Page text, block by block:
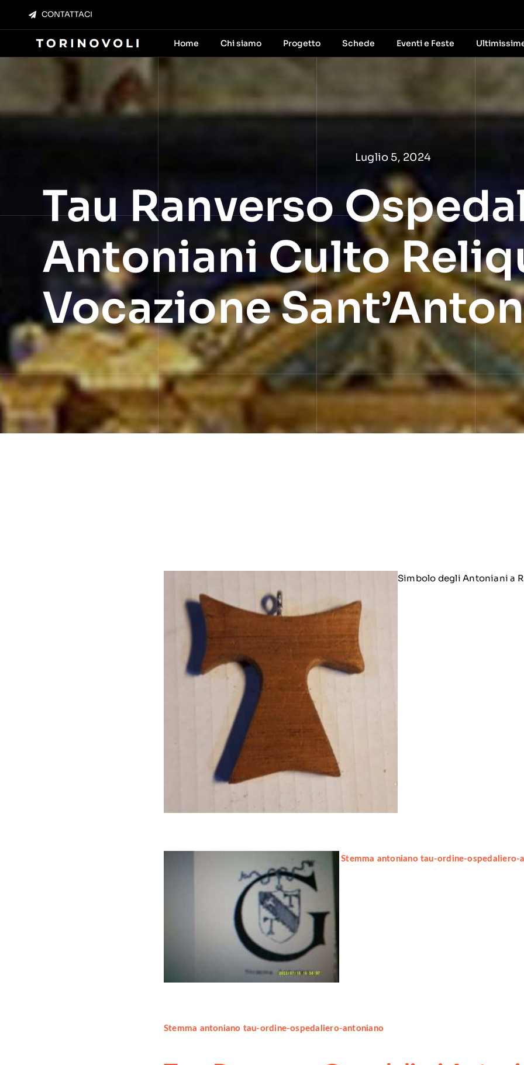
contenuto
CONTATTACI
Home Chi siamo Progetto Schede Eventi e Feste
Luglio 5, 2024
Tau Ranverso
Antoniani Culto
Vocazione
Simbolo degli Antoniani a
Stemma antoniano tau-ordine-ospedaliero-
Stemma antoniano tau-ordine-ospedaliero-antoniano